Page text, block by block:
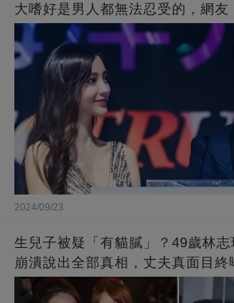
大嗜好是男人都無法忍受的，網友
不到那麼嚴重！
2024/09/23
生兒子被疑「有貓膩」？49歲林志
崩潰說出全部真相，丈夫真面目終